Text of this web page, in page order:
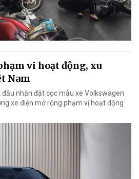
vi hoạt động, xu
Nam
nhận đặt cọc mẫu xe Volkswagen
xe điện mở rộng phạm vị hoạt động